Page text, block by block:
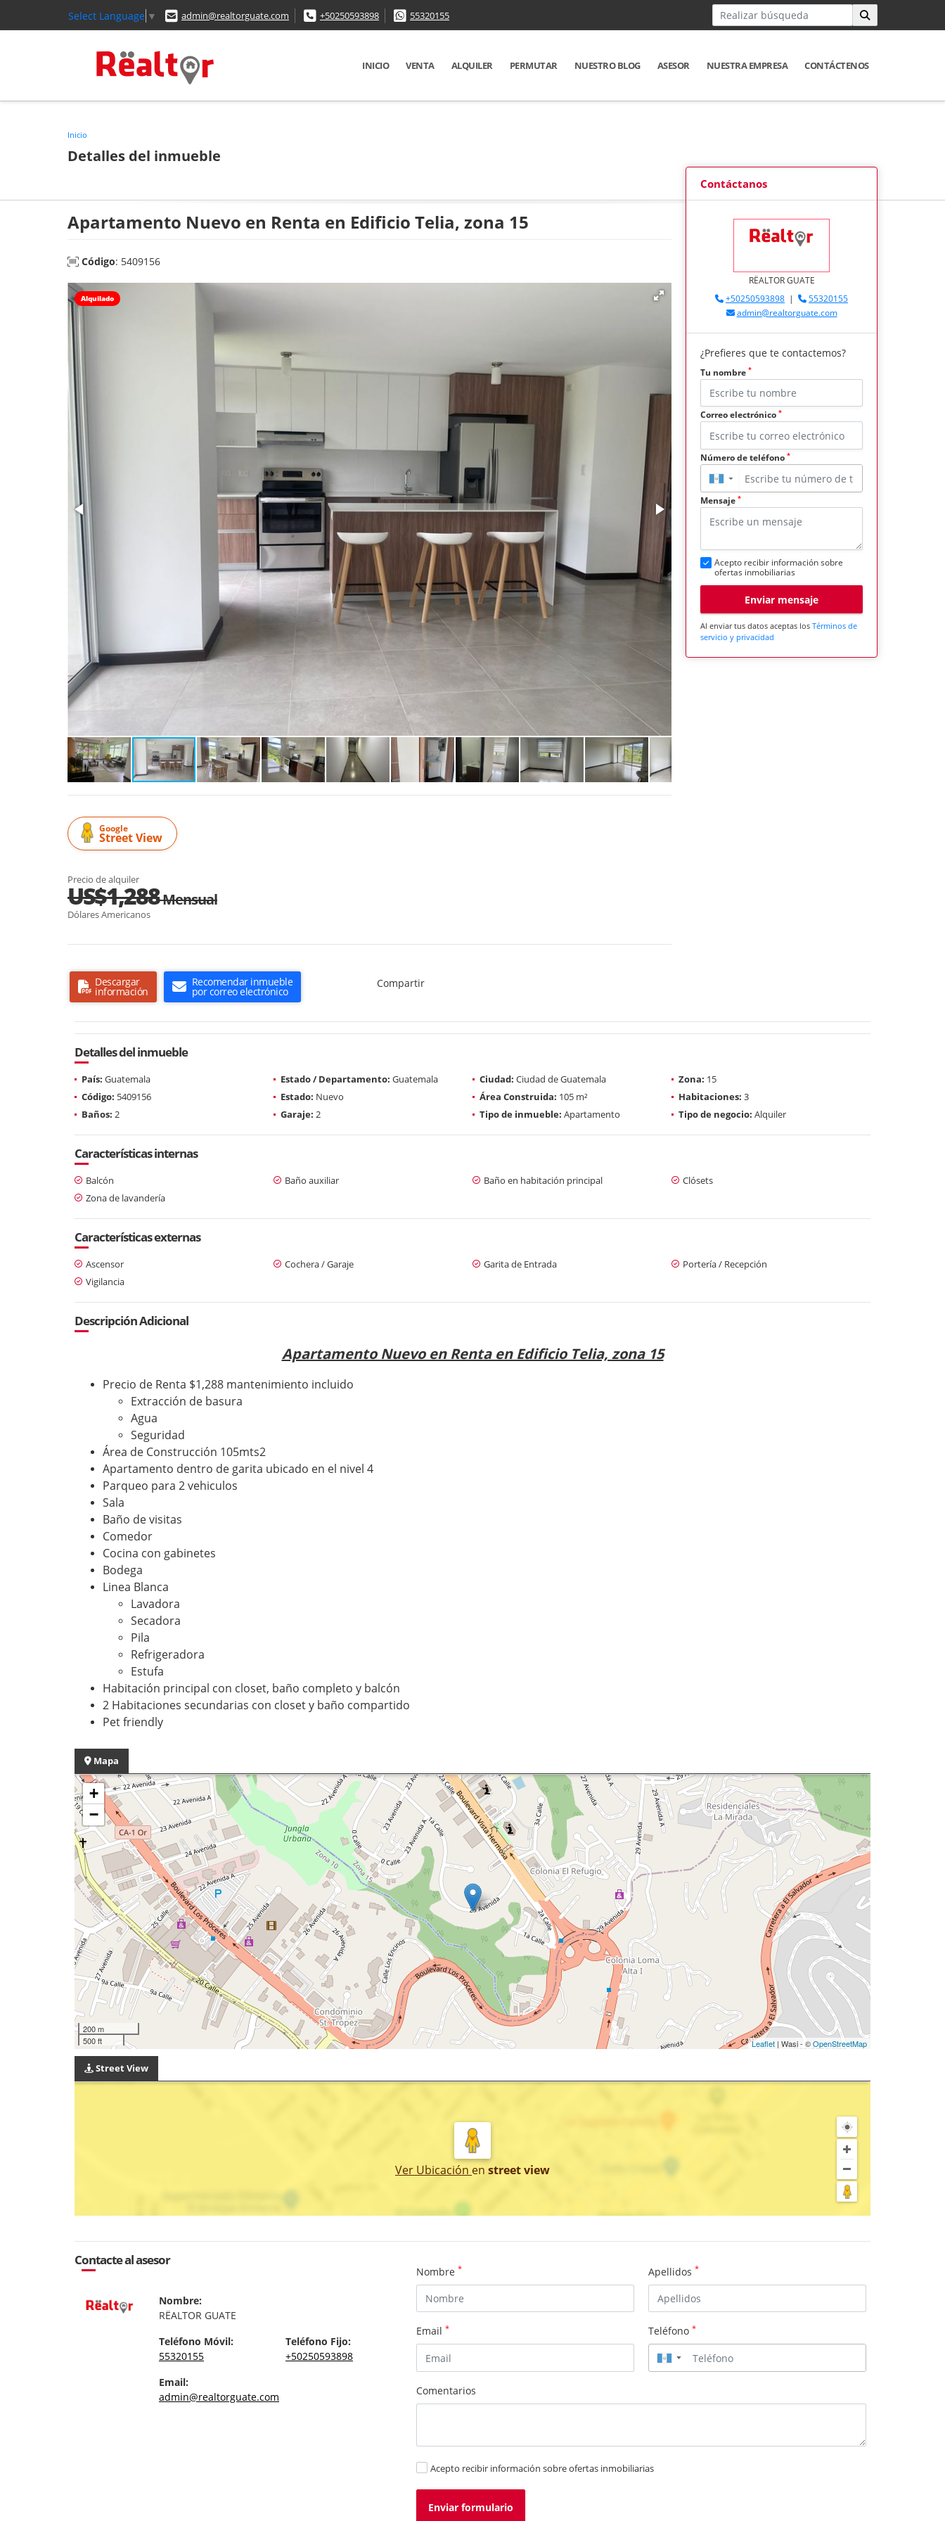
Select Language ▼ admin@realtorguate.com +50250593898 55320155
INICIO VENTA ALQUILER PERMUTAR NUESTRO BLOG ASESOR NUESTRA EMPRESA CONTÁCTENOS
Inicio
Detalles del inmueble
Apartamento Nuevo en Renta en Edificio Telia, zona 15
Código: 5409156
Alquilado
Google
Street View
Precio de alquiler
US$1,288Mensual
Dólares Americanos
Descargar
información
Recomendar inmueble
por correo electrónico
Compartir
Contáctanos
RËALTOR GUATE
+50250593898 |
55320155
admin@realtorguate.com
¿Prefieres que te contactemos?
Tu nombre *
Correo electrónico *
Número de teléfono *
▼
Mensaje *
Acepto recibir información sobre
ofertas inmobiliarias
Enviar mensaje
Al enviar tus datos aceptas los Términos de
servicio y privacidad
Detalles del inmueble
País: Guatemala Estado / Departamento: Guatemala Ciudad: Ciudad de Guatemala Zona: 15
Código: 5409156 Estado: Nuevo Área Construida: 105 m² Habitaciones: 3
Baños: 2 Garaje: 2 Tipo de inmueble: Apartamento Tipo de negocio: Alquiler
Características internas
Balcón Baño auxiliar Baño en habitación principal
Clósets
Zona de lavandería
Características externas
Ascensor Cochera / Garaje Garita de Entrada
Portería / Recepción
Vigilancia
Descripción Adicional
Apartamento Nuevo en Renta en Edificio Telia, zona 15
Precio de Renta $1,288 mantenimiento incluido
Extracción de basura
Agua
Seguridad
Área de Construcción 105mts2
Apartamento dentro de garita ubicado en el nivel 4
Parqueo para 2 vehiculos
Sala
Baño de visitas
Comedor
Cocina con gabinetes
Bodega
Linea Blanca
Lavadora
Secadora
Pila
Refrigeradora
Estufa
Habitación principal con closet, baño completo y balcón
2 Habitaciones secundarias con closet y baño compartido
Pet friendly
Mapa
+
−
200 m
500 ft
Leaflet | Wasi - ©OpenStreetMap
Street View
Ver Ubicación en street view
Contacte al asesor
Nombre:
RËALTOR GUATE
Teléfono Móvil:
55320155
Teléfono Fijo:
+50250593898
Email:
admin@realtorguate.com
Nombre * Apellidos *
Email * Teléfono *
▼
Comentarios
Acepto recibir información sobre ofertas inmobiliarias
Enviar formulario